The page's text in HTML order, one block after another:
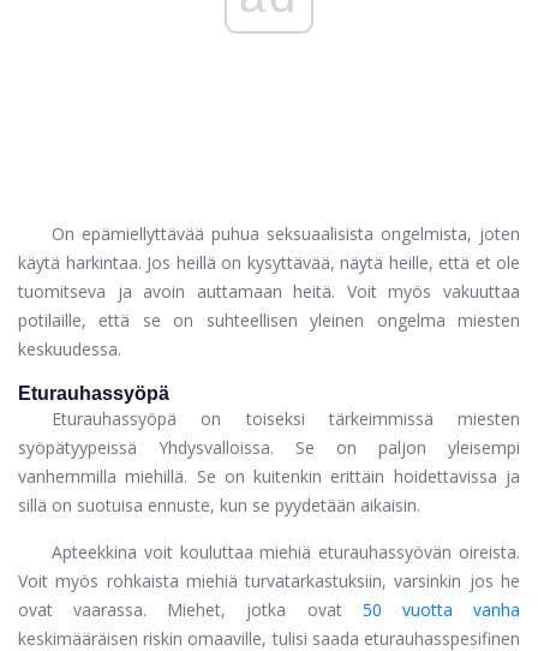
On epämiellyttävää puhua seksuaalisista ongelmista, joten
käytä harkintaa. Jos heillä on kysyttävää, näytä heille, että et ole
tuomitseva ja avoin auttamaan heitä. Voit myös vakuuttaa
potilaille, että se on suhteellisen yleinen ongelma miesten
keskuudessa.
Eturauhassyöpä
Eturauhassyöpä on toiseksi tärkeimmissä miesten
syöpätyypeissä Yhdysvalloissa. Se on paljon yleisempi
vanhemmilla miehillä. Se on kuitenkin erittäin hoidettavissa ja
sillä on suotuisa ennuste, kun se pyydetään aikaisin.
Apteekkina voit kouluttaa miehiä eturauhassyövän oireista.
Voit myös rohkaista miehiä turvatarkastuksiin, varsinkin jos he
ovat vaarassa. Miehet, jotka ovat
50 vuotta vanha
keskimääräisen riskin omaaville, tulisi saada eturauhasspesifinen